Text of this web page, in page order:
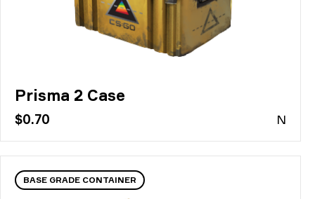
Prisma 2 Case
$0.70 N
BASE GRADE CONTAINER